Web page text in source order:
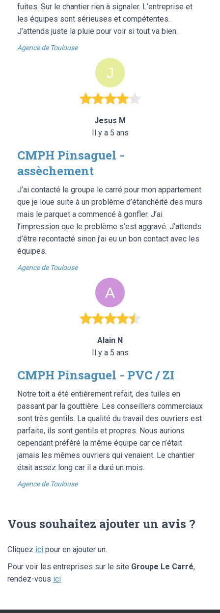
fuites. Sur le chantier rien à signaler. L’entreprise et
les équipes sont sérieuses et compétentes.
J’attends juste la pluie pour voir si tout va bien.
Agence de Toulouse
Jesus M
Il y a 5 ans
CMPH Pinsaguel -
assèchement
J’ai contacté le groupe le carré pour mon appartement
que je loue suite à un problème d’étanchéité des murs
mais le parquet a commencé à gonfler. J’ai
l’impression que le problème s’est aggravé. J’attends
d’être recontacté sinon j’ai eu un bon contact avec les
équipes.
Agence de Toulouse
Alain N
Il y a 5 ans
CMPH Pinsaguel - PVC / ZI
Notre toit a été entièrement refait, des tuiles en
passant par la gouttière. Les conseillers commerciaux
sont très gentils. La qualité du travail des ouvriers est
parfaite, ils sont gentils et propres. Nous aurions
cependant préféré la même équipe car ce n’était
jamais les mêmes ouvriers qui venaient. Le chantier
était assez long car il a duré un mois.
Agence de Toulouse
Vous souhaitez ajouter un avis ?
Cliquez ici pour en ajouter un.
Pour voir les entreprises sur le site Groupe Le Carré,
rendez-vous ici